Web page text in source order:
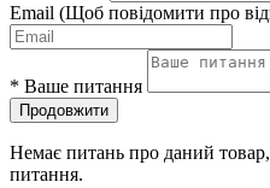
Email (Щоб повідомити про
* Ваше питання
Продовжити
Немає питань про даний
питання.